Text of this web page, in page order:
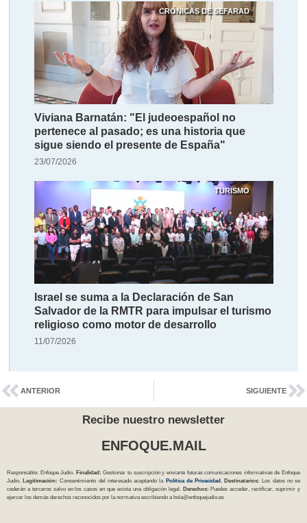
CRÓNICAS DE SEFARAD
Viviana Barnatán: "El judeoespañol no
pertenece al pasado; es una historia que
sigue siendo el presente de España"
23/07/2026
TURISMO
Israel se suma a la Declaración de San
Salvador de la RMTR para impulsar el turismo
religioso como motor de desarrollo
11/07/2026
ANTERIOR SIGUIENTE
Recibe nuestro newsletter
ENFOQUE.MAIL
Responsable: Enfoque Judío. Finalidad: Gestionar tu suscripción y enviarte futuras comunicaciones informativas de Enfoque
Judío. Legitimación: Consentimiento del interesado aceptando la Política de Privacidad . Destinatarios: Los datos no se
cederán a terceros salvo en los casos en que exista una obligación legal. Derechos: Puedes acceder, rectificar, suprimir y
ejercer los demás derechos reconocidos por la normativa escribiendo a hola@enfoquejudio.es